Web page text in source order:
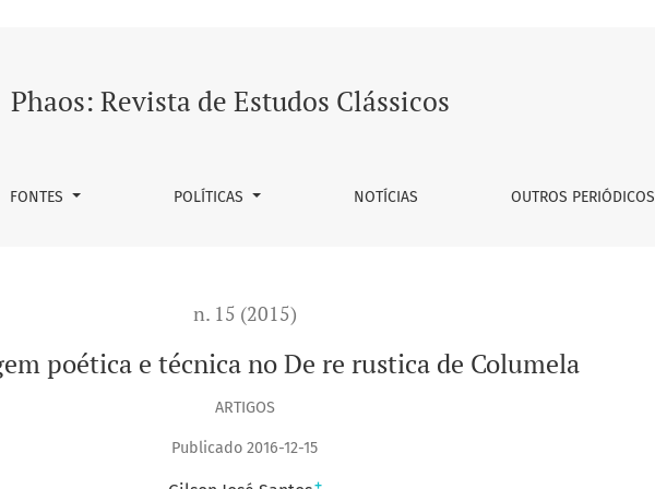
Columela
Phaos: Revista de Estudos Clássicos
FONTES POLÍTICAS NOTÍCIAS OUTROS PERIÓDICOS
n. 15 (2015)
poética e técnica no De re rustica de Columela
ARTIGOS
Publicado 2016-12-15
+